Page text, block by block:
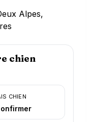
Alpes,
chien
CHIEN